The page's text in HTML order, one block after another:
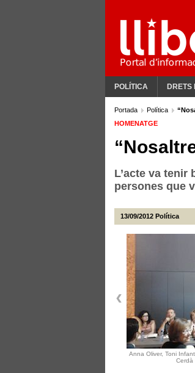
POLÍTICA DRETS
Portada Política
HOMENATGE
L’acte va tenir
persones que
13/09/2012 Política
Anna Oliver, Toni
Cerdà